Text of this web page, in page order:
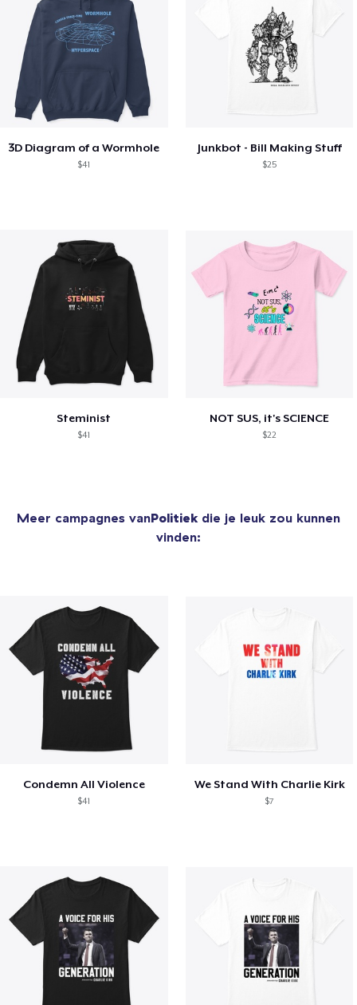
3D Diagram of a Wormhole
$41
Junkbot - Bill Making Stuff
$25
Steminist
$41
NOT SUS, it's SCIENCE
$22
Meer campagnes vanPolitiek die je leuk zou kunnen
vinden:
Condemn All Violence
$41
We Stand With Charlie Kirk
$7